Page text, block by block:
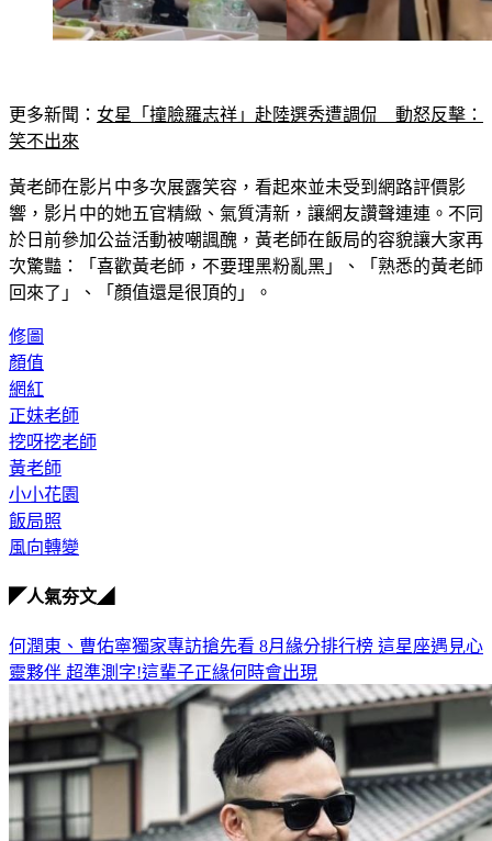
更多新聞： 女星「撞臉羅志祥」赴陸選秀遭調侃　動怒反擊：
笑不出來
黃老師在影片中多次展露笑容，看起來並未受到網路評價影
響，影片中的她五官精緻、氣質清新，讓網友讚聲連連。不同
於日前參加公益活動被嘲諷醜，黃老師在飯局的容貌讓大家再
次驚豔：「喜歡黃老師，不要理黑粉亂黑」、「熟悉的黃老師
回來了」、「顏值還是很頂的」。
修圖
顏值
網紅
正妹老師
挖呀挖老師
黃老師
小小花園
飯局照
風向轉變
◤人氣夯文◢
何潤東、曹佑寧獨家專訪搶先看 8月緣分排行榜 這星座遇見心
靈夥伴 超準測字!這輩子正緣何時會出現